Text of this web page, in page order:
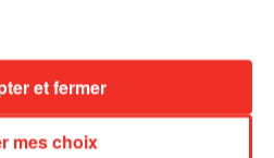
MIEUX SUR SCÈNE" -
mes choix
et fermer